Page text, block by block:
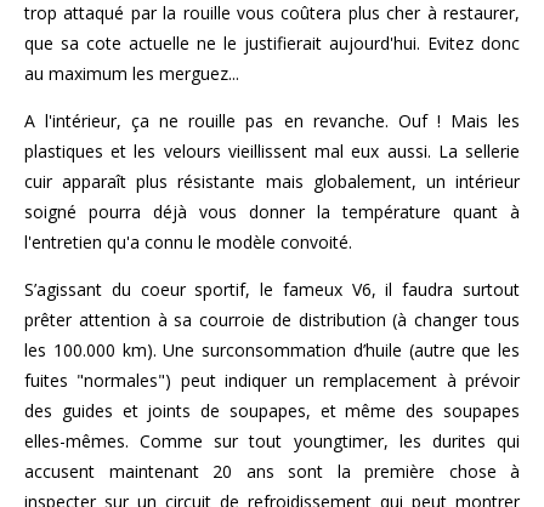
trop attaqué par la rouille vous coûtera plus cher à restaurer,
que sa cote actuelle ne le justifierait aujourd'hui. Evitez donc
au maximum les merguez...
A l'intérieur, ça ne rouille pas en revanche. Ouf ! Mais les
plastiques et les velours vieillissent mal eux aussi. La sellerie
cuir apparaît plus résistante mais globalement, un intérieur
soigné pourra déjà vous donner la température quant à
l'entretien qu'a connu le modèle convoité.
S’agissant du coeur sportif, le fameux V6, il faudra surtout
prêter attention à sa courroie de distribution (à changer tous
les 100.000 km). Une surconsommation d’huile (autre que les
fuites "normales") peut indiquer un remplacement à prévoir
des guides et joints de soupapes, et même des soupapes
elles-mêmes. Comme sur tout youngtimer, les durites qui
accusent maintenant 20 ans sont la première chose à
inspecter sur un circuit de refroidissement qui peut montrer